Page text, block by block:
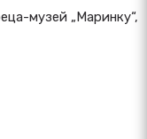
музей „Маринку“,